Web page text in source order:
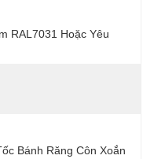
RAL7031 Hoặc Yêu
Bánh Răng Côn Xoắn